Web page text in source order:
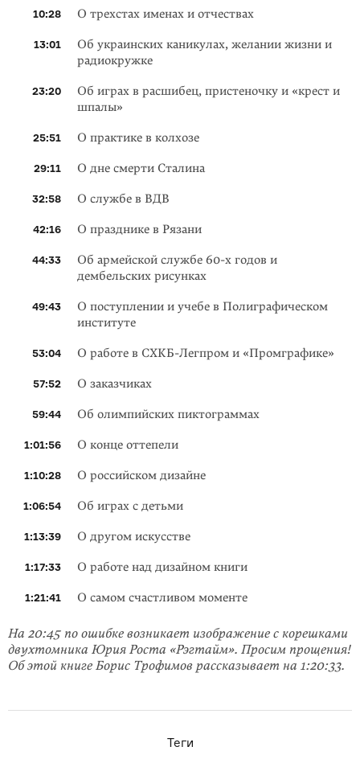
10:28 О трехстах именах и отчествах
13:01
Об украинских каникулах, желании жизни и
радиокружке
23:20
Об играх в расшибец, пристеночку и «крест и
шпалы»
25:51 О практике в колхозе
29:11 О дне смерти Сталина
32:58 О службе в ВДВ
42:16 О празднике в Рязани
44:33
Об армейской службе 60-х годов и
дембельских рисунках
49:43
О поступлении и учебе в Полиграфическом
институте
53:04 О работе в СХКБ-Легпром и «Промграфике»
57:52 О заказчиках
59:44 Об олимпийских пиктограммах
1:01:56 О конце оттепели
1:10:28 О российском дизайне
1:06:54 Об играх с детьми
1:13:39 О другом искусстве
1:17:33 О работе над дизайном книги
1:21:41 О самом счастливом моменте
На 20:45 по ошибке возникает изображение с корешками
двухтомника Юрия Роста «Рэгтайм». Просим прощения!
Об этой книге Борис Трофимов рассказывает на 1:20:33.
Теги